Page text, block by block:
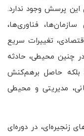
پرسش وجود ندارد.
فناوری‌ها،
تغییرات سریع
چنین محیطی، حادثه
بلکه حاصل برهم‌کنش
مدیریتی و محیطی
زنجیره‌ای، در دوره‌ای